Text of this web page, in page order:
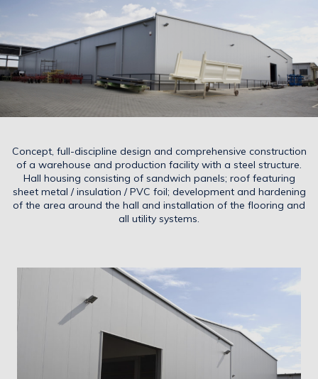
Concept, full-discipline design and comprehensive construction
of a warehouse and production facility with a steel structure.
Hall housing consisting of sandwich panels; roof featuring
sheet metal / insulation / PVC foil; development and hardening
of the area around the hall and installation of the flooring and
all utility systems.